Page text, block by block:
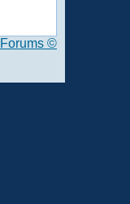
Forums ©